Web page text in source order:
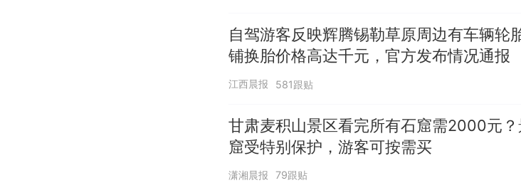
自驾游客反映辉腾锡勒草原周边有车辆轮
铺换胎价格高达千元，官方发布情况通报
江西晨报 581跟贴
甘肃麦积山景区看完所有石窟需2000元
窟受特别保护，游客可按需买
潇湘晨报 79跟贴